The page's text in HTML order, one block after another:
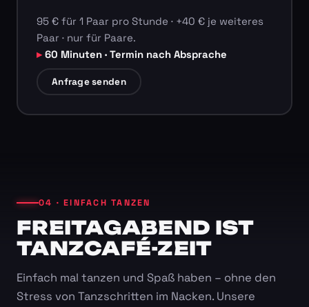
95 € für 1 Paar pro Stunde · +40 € je weiteres
Paar · nur für Paare.
60 Minuten · Termin nach Absprache
Anfrage senden
04 · EINFACH TANZEN
FREITAGABEND IST
TANZCAFÉ-ZEIT
Einfach mal tanzen und Spaß haben – ohne den
Stress von Tanzschritten im Nacken. Unsere